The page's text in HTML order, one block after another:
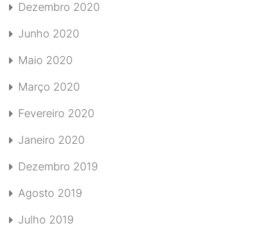
Dezembro 2020
Junho 2020
Maio 2020
Março 2020
Fevereiro 2020
Janeiro 2020
Dezembro 2019
Agosto 2019
Julho 2019